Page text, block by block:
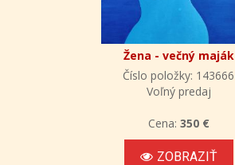
Žena - večný maják
Číslo položky: 143666
Voľný predaj
Cena: 350 €
ZOBRAZIŤ